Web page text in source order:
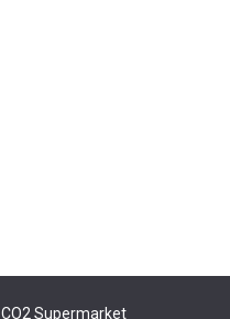
CO2 Supermarket